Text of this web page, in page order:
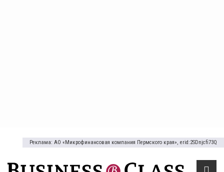
Реклама: АО «Микрофинансовая компания Пермского края», erid:2SDnjcfi73Q